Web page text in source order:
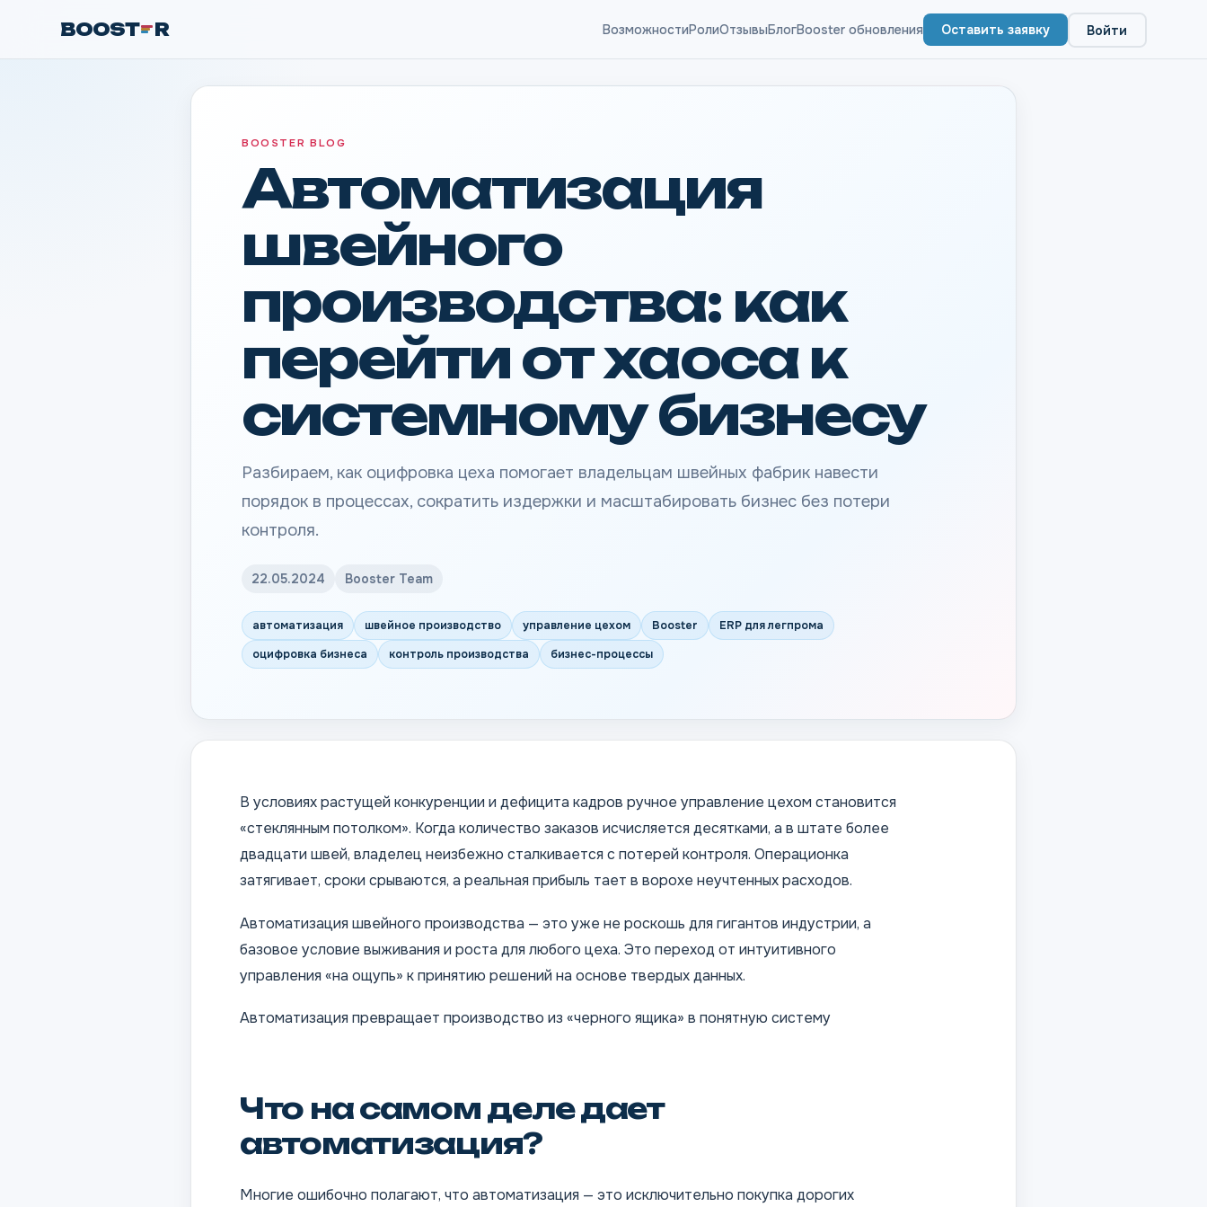
BOOST R ВозможностиРолиОтзывыБлогBooster обновления Оставить заявку Войти
BOOSTER BLOG
Автоматизация
швейного
производства: как
перейти от хаоса к
системному бизнесу
Разбираем, как оцифровка цеха помогает владельцам швейных фабрик навести
порядок в процессах, сократить издержки и масштабировать бизнес без потери
контроля.
22.05.2024 Booster Team
автоматизация швейное производство управление цехом Booster
ERP для легпрома
оцифровка бизнеса
контроль производства бизнес-процессы
В условиях растущей конкуренции и дефицита кадров ручное управление цехом становится
«стеклянным потолком». Когда количество заказов исчисляется десятками, а в штате более
двадцати швей, владелец неизбежно сталкивается с потерей контроля. Операционка
затягивает, сроки срываются, а реальная прибыль тает в ворохе неучтенных расходов.
Автоматизация швейного производства — это уже не роскошь для гигантов индустрии, а
базовое условие выживания и роста для любого цеха. Это переход от интуитивного
управления «на ощупь» к принятию решений на основе твердых данных.
Автоматизация превращает производство из «черного ящика» в понятную систему
Что на самом деле дает
автоматизация?
Многие ошибочно полагают, что автоматизация — это исключительно покупка дорогих